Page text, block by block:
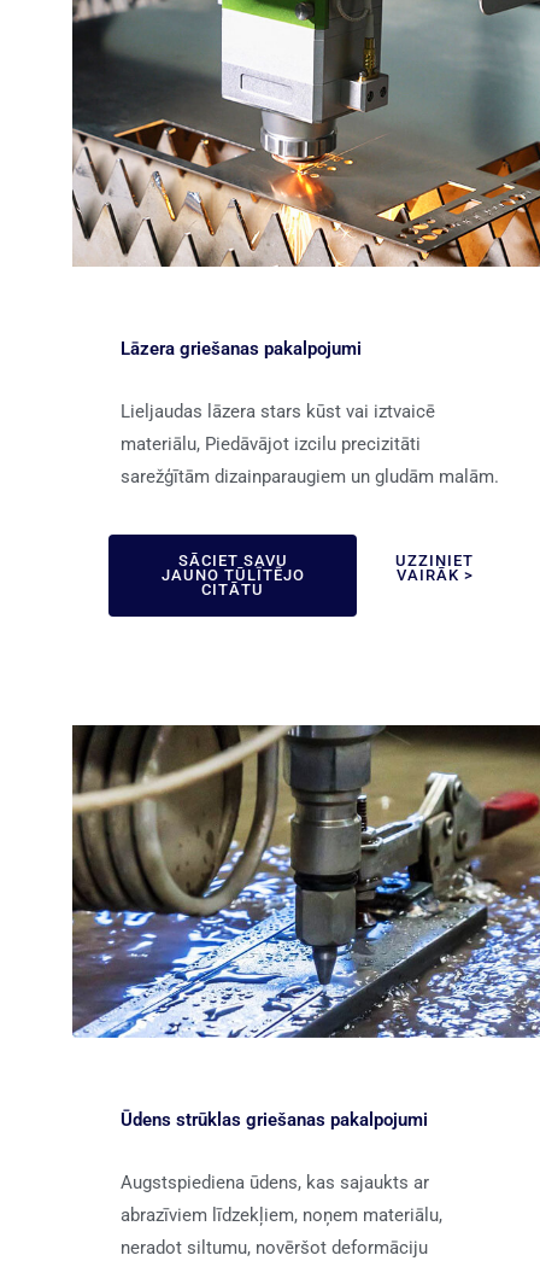
Lāzera griešanas pakalpojumi
Lieljaudas lāzera stars kūst vai iztvaicē
materiālu, Piedāvājot izcilu precizitāti
sarežģītām dizainparaugiem un gludām malām.
SĀCIET SAVU
JAUNO TŪLĪTĒJO
CITĀTU
UZZINIET
VAIRĀK >
Ūdens strūklas griešanas pakalpojumi
Augstspiediena ūdens, kas sajaukts ar
abrazīviem līdzekļiem, noņem materiālu,
neradot siltumu, novēršot deformāciju